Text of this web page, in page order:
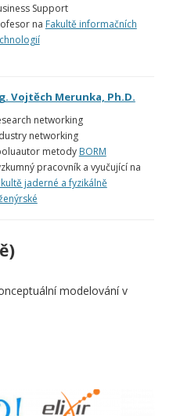
Support
na Fakultě informačních
Vojtěch Merunka, Ph.D.
networking
networking
metody BORM
pracovník a vyučující na
jaderné a fyzikálně
modelování v